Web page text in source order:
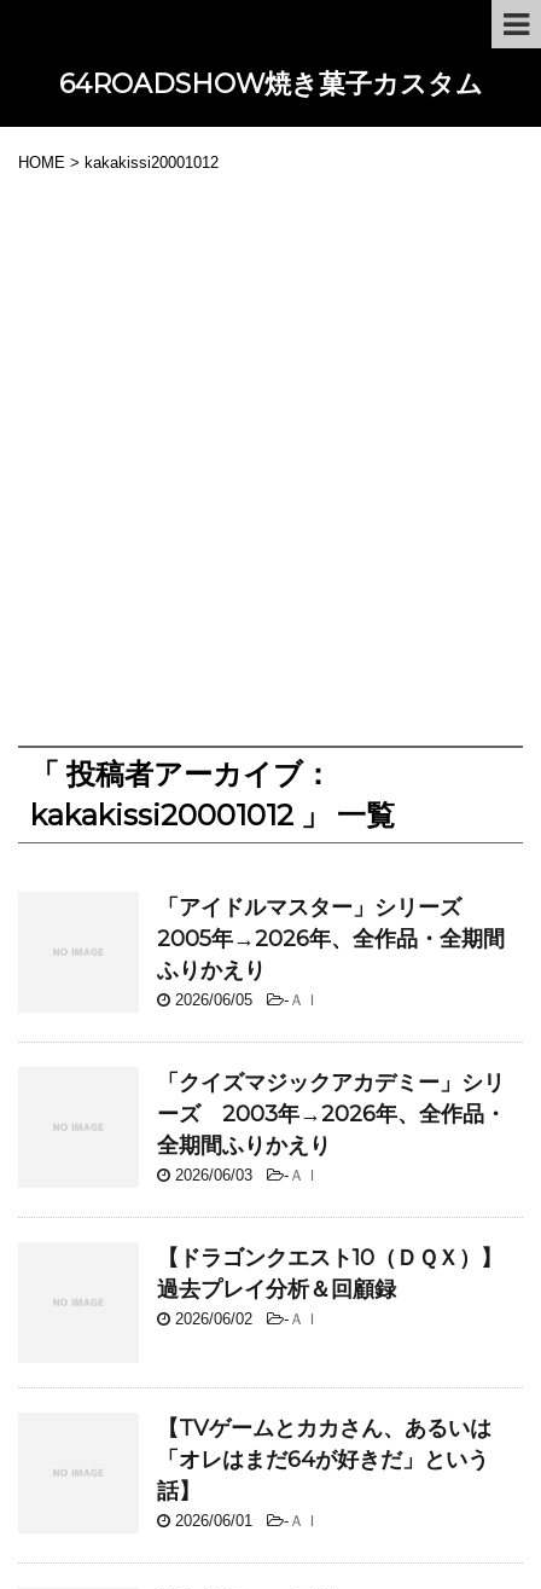
64ROADSHOW焼き菓子カスタム
HOME > kakakissi20001012
「 投稿者アーカイブ：
kakakissi20001012 」 一覧
「アイドルマスター」シリーズ
2005年→2026年、全作品・全期間
ふりかえり
2026/06/05 - ＡＩ
「クイズマジックアカデミー」シリ
ーズ 2003年→2026年、全作品・
全期間ふりかえり
2026/06/03 - ＡＩ
【ドラゴンクエスト10（ＤＱＸ）】
過去プレイ分析＆回顧録
2026/06/02 - ＡＩ
【TVゲームとカカさん、あるいは
「オレはまだ64が好きだ」という
話】
2026/06/01 - ＡＩ